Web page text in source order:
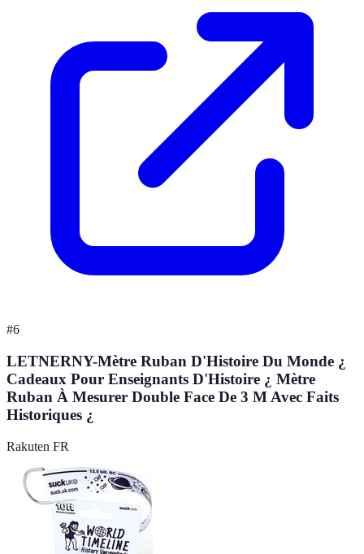
#6
LETNERNY-Mètre Ruban D'Histoire Du Monde ¿
Cadeaux Pour Enseignants D'Histoire ¿ Mètre
Ruban À Mesurer Double Face De 3 M Avec Faits
Historiques ¿
Rakuten FR